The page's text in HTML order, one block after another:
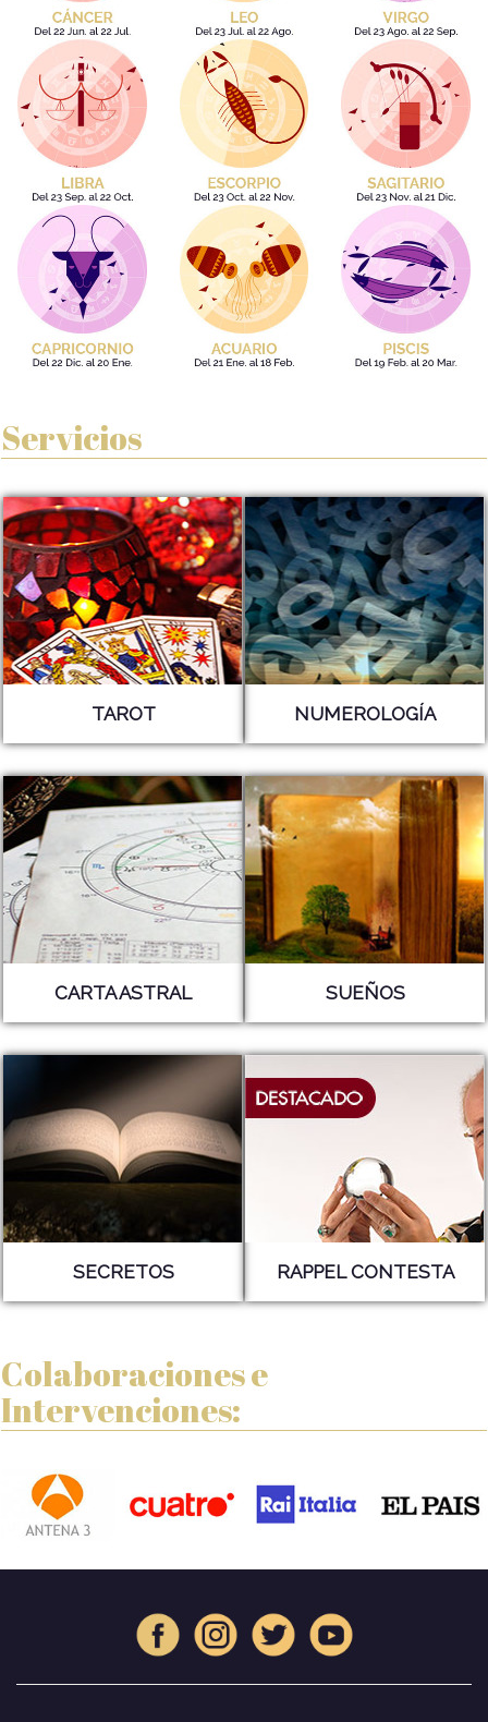
Servicios
TAROT NUMEROLOGÍA
CARTA ASTRAL SUEÑOS
SECRETOS RAPPEL CONTESTA
Colaboraciones e
Intervenciones: